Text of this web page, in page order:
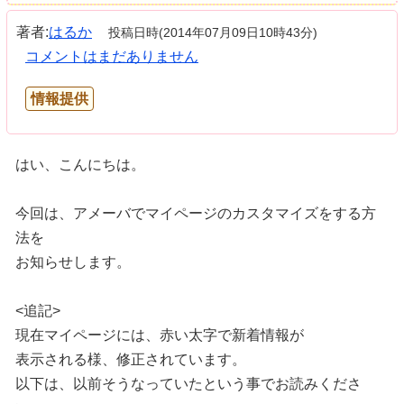
著者:はるか 投稿日時(2014年07月09日10時43分)
コメントはまだありません
情報提供
はい、こんにちは。
今回は、アメーバでマイページのカスタマイズをする方
法を
お知らせします。
<追記>
現在マイページには、赤い太字で新着情報が
表示される様、修正されています。
以下は、以前そうなっていたという事でお読みくださ